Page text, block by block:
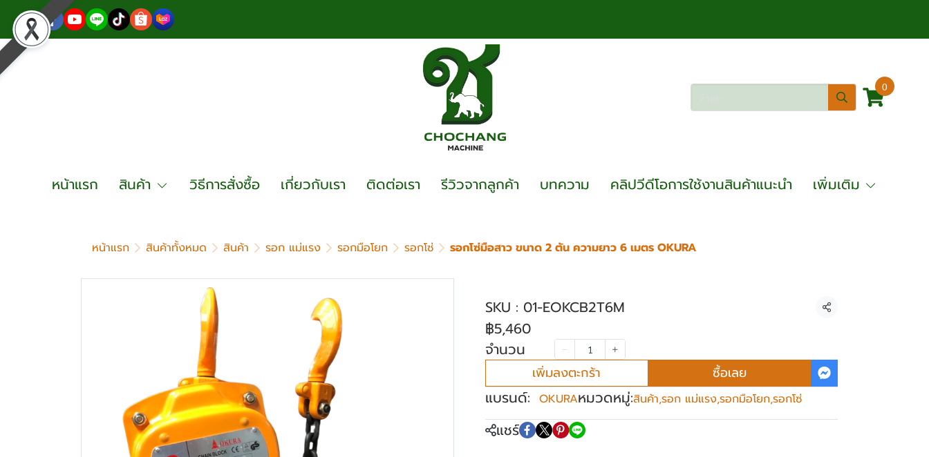
0
หน้าแรก สินค้า วิธีการสั่งซื้อ เกี่ยวกับเรา ติดต่อเรา รีวิวจากลูกค้า บทความ คลิปวีดีโอการใช้งานสินค้าแนะนำ เพิ่มเติม
หน้าแรก สินค้าทั้งหมด สินค้า รอก แม่แรง รอกมือโยก รอกโซ่ รอกโซ่มือสาว ขนาด 2 ตัน ความยาว 6 เมตร OKURA
SKU : 01-EOKCB2T6M แชร์
฿5,460
จำนวน
เพิ่มลงตะกร้า ซื้อเลย
แบรนด์: OKURAหมวดหมู่:สินค้า,รอก แม่แรง,รอกมือโยก,รอกโซ่
แชร์